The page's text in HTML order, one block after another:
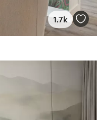
1.7k